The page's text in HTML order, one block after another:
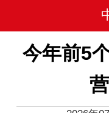
今年前5